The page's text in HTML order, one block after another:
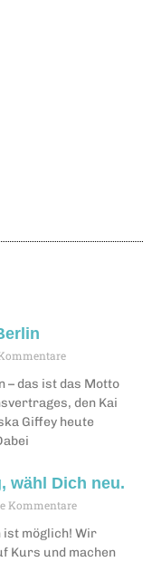
– das ist das Motto
den Kai
Giffey heute
wähl Dich neu.
Kommentare
ist möglich! Wir
Kurs und machen